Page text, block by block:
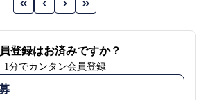
登録はお済みですか？
1分でカンタン会員登録